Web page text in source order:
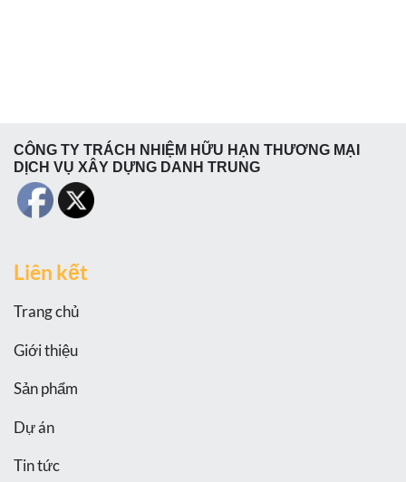
CÔNG TY TRÁCH NHIỆM HỮU HẠN THƯƠNG MẠI
DỊCH VỤ XÂY DỰNG DANH TRUNG
Liên kết
Trang chủ
Giới thiệu
Sản phẩm
Dự án
Tin tức